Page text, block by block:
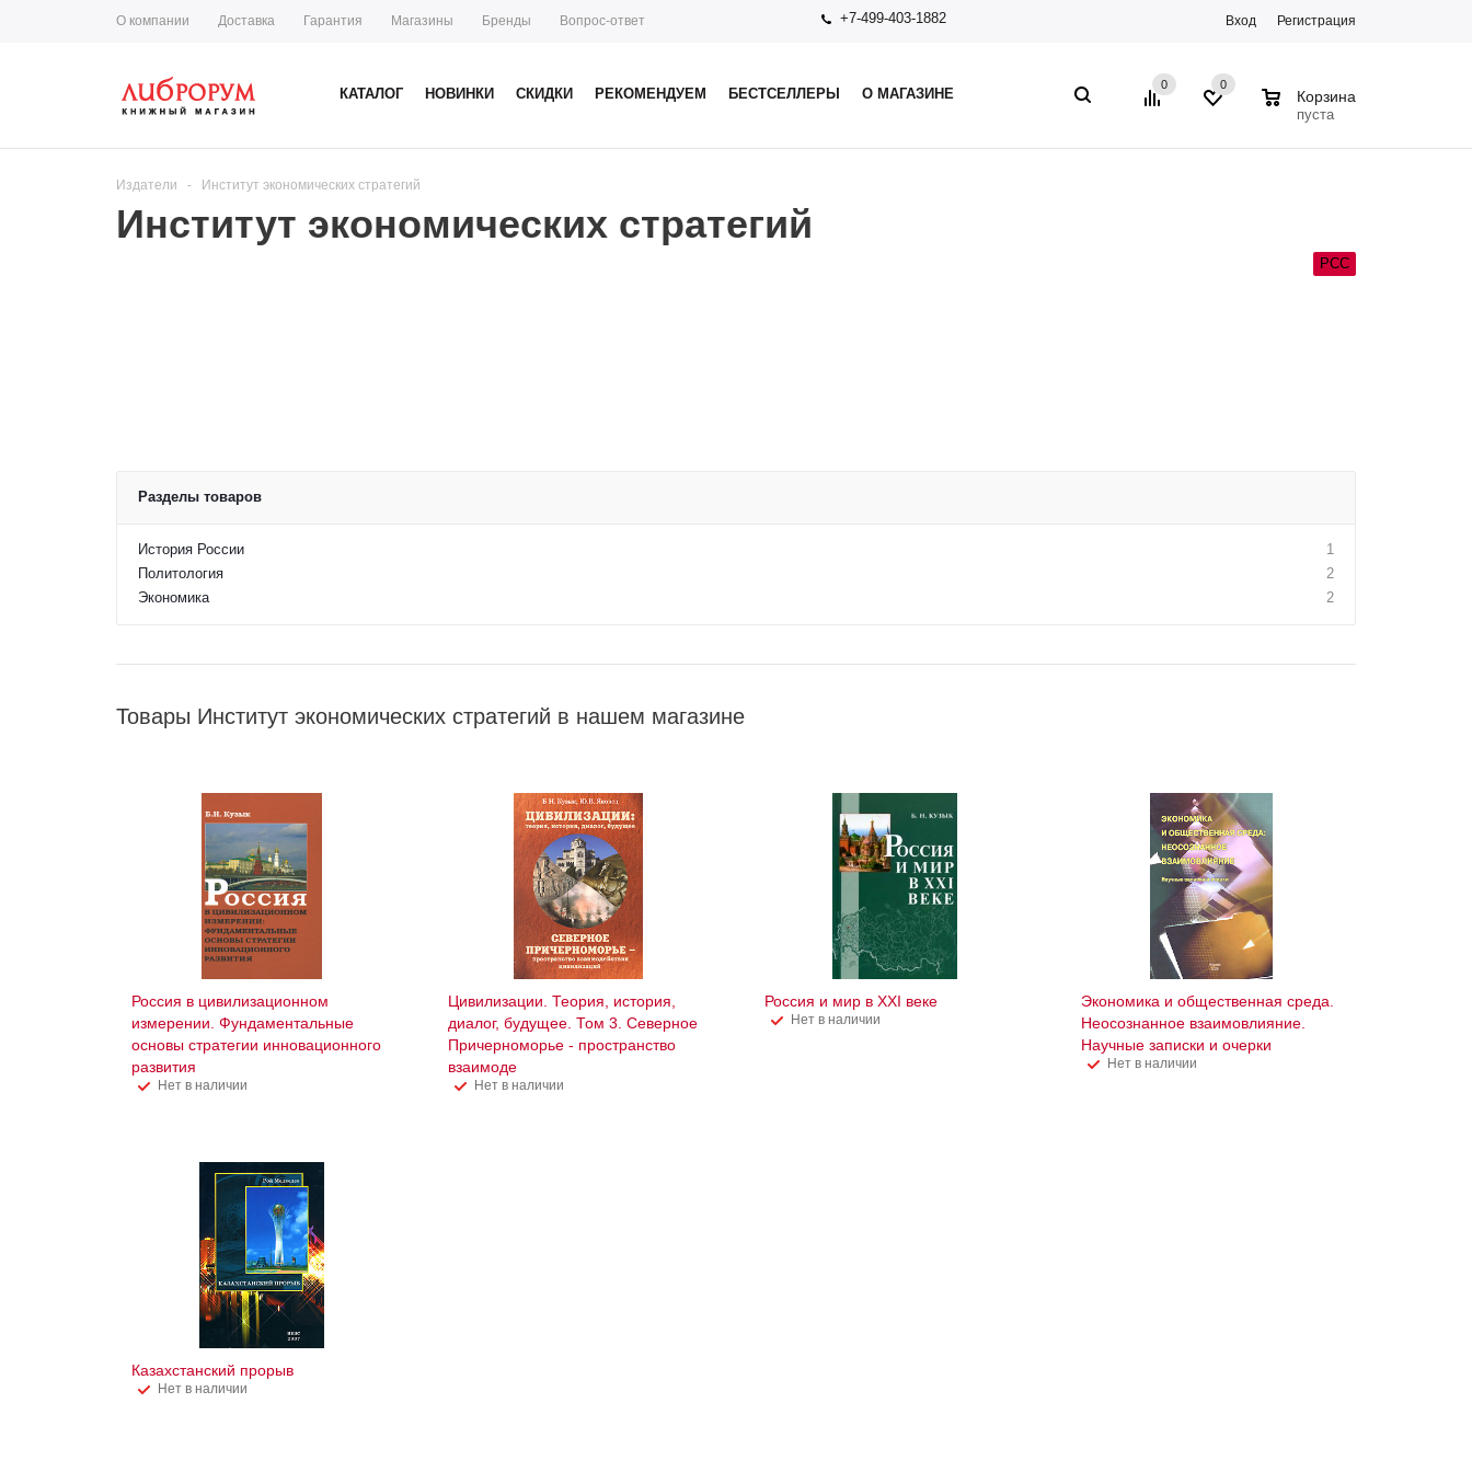
О компании Доставка Гарантия Магазины Бренды Вопрос-ответ +7-499-403-1882 Вход Регистрация
КАТАЛОГ НОВИНКИ СКИДКИ РЕКОМЕНДУЕМ БЕСТСЕЛЛЕРЫ О МАГАЗИНЕ
0 0
Корзина
пуста
Издатели - Институт экономических стратегий
Институт экономических стратегий
РСС
Разделы товаров
История России
1
Политология
2
Экономика
2
Товары Институт экономических стратегий в нашем магазине
Россия в цивилизационном
измерении. Фундаментальные
основы стратегии инновационного
развития
Нет в наличии
Цивилизации. Теория, история,
диалог, будущее. Том 3. Северное
Причерноморье - пространство
взаимоде
Нет в наличии
Россия и мир в XXI веке
Нет в наличии
Экономика и общественная среда.
Неосознанное взаимовлияние.
Научные записки и очерки
Нет в наличии
Казахстанский прорыв
Нет в наличии